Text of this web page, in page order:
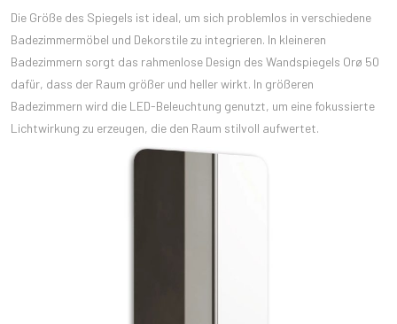
Die Größe des Spiegels ist ideal, um sich problemlos in verschiedene
Badezimmermöbel und Dekorstile zu integrieren. In kleineren
Badezimmern sorgt das rahmenlose Design des Wandspiegels Orø 50
dafür, dass der Raum größer und heller wirkt. In größeren
Badezimmern wird die LED-Beleuchtung genutzt, um eine fokussierte
Lichtwirkung zu erzeugen, die den Raum stilvoll aufwertet.